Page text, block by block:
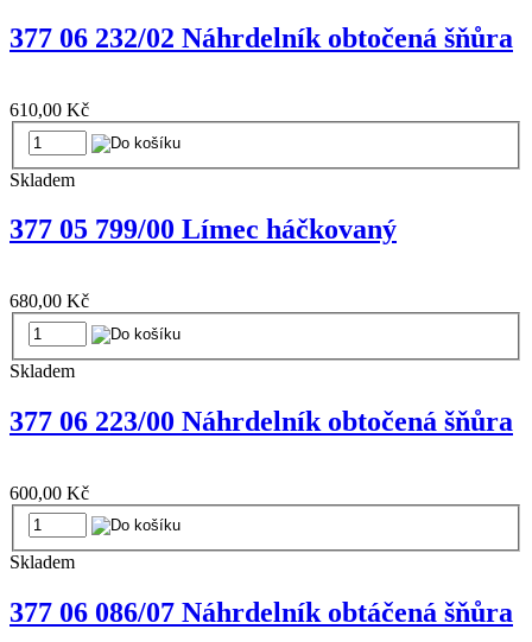
377 06 232/02 Náhrdelník obtočená šňůra
610,00 Kč
Skladem
377 05 799/00 Límec háčkovaný
680,00 Kč
Skladem
377 06 223/00 Náhrdelník obtočená šňůra
600,00 Kč
Skladem
377 06 086/07 Náhrdelník obtáčená šňůra